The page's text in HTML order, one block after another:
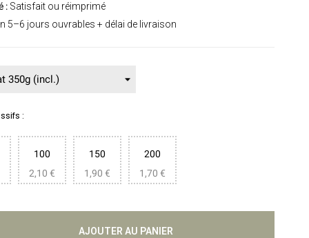
: Satisfait ou réimprimé
5–6 jours ouvrables + délai de livraison
:
100
2,10 €
150
1,90 €
200
1,70 €
AJOUTER AU PANIER